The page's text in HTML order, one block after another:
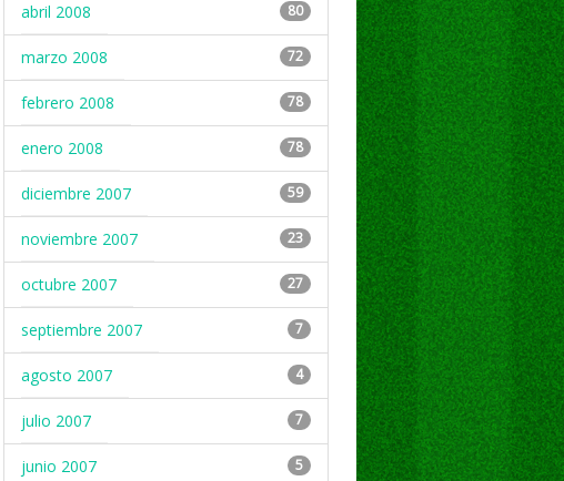
abril 2008 80
marzo 2008 72
febrero 2008 78
enero 2008 78
diciembre 2007 59
noviembre 2007 23
octubre 2007 27
septiembre 2007 7
agosto 2007 4
julio 2007 7
junio 2007 5